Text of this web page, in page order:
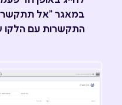
במאגר "אל תתקשרו
התקשרות עם הלקו